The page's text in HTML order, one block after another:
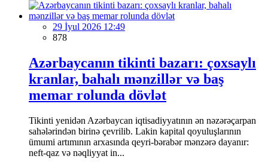
29 İyul 2026 12:49
878
Azərbaycanın tikinti bazarı: çoxsaylı
kranlar, bahalı mənzillər və baş
memar rolunda dövlət
Tikinti yenidən Azərbaycan iqtisadiyyatının ən nəzərəçarpan
sahələrindən birinə çevrilib. Lakin kapital qoyuluşlarının
ümumi artımının arxasında qeyri-bərabər mənzərə dayanır:
neft-qaz və nəqliyyat in...